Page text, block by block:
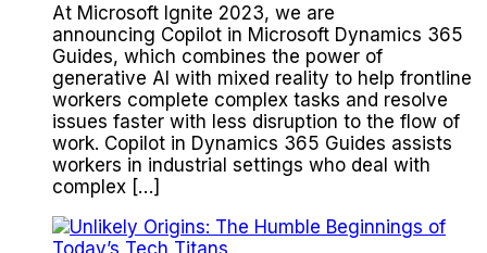
At Microsoft Ignite 2023, we are
announcing Copilot in Microsoft Dynamics 365
Guides, which combines the power of
generative AI with mixed reality to help frontline
workers complete complex tasks and resolve
issues faster with less disruption to the flow of
work. Copilot in Dynamics 365 Guides assists
workers in industrial settings who deal with
complex […]